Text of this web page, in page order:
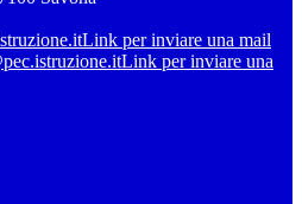
Link per inviare una mail
Link per inviare una